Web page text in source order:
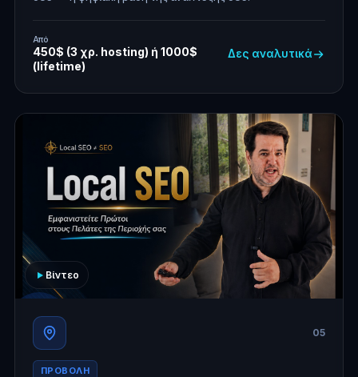
Από
450$ (3 χρ. hosting) ή 1000$
(lifetime)
Δες αναλυτικά
Βίντεο
05
ΠΡΟΒΟΛΗ